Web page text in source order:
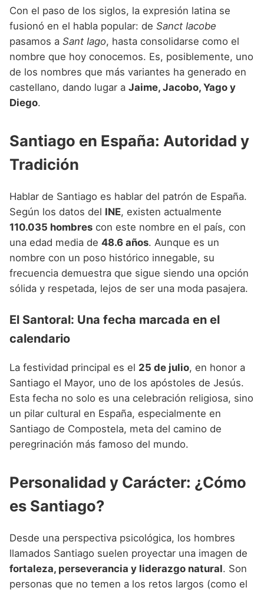
Nombres de niño que empiezan por P
Nombres de niño que empiezan por Q
Nombres de niño que empiezan por R
Nombres de niño que empiezan por S
Nombres de niño que empiezan por T
Nombres de niño que empiezan por V
Nombres de niño que empiezan por W
Nombres de niño que empiezan por Y
Nombres de niño que empiezan por Z
Nombres de Niño Valencianos
Nombres de Niño Vascos
Nombres de Niño Rumanos
Nombres de Niño Rusos
Nombres de Niño Suecos
Con el paso de los siglos, la expresión latina se
fusionó en el habla popular: de Sanct Iacobe
pasamos a Sant Iago, hasta consolidarse como el
nombre que hoy conocemos. Es, posiblemente, uno
de los nombres que más variantes ha generado en
castellano, dando lugar a Jaime, Jacobo, Yago y
Diego.
Santiago en España: Autoridad y
Tradición
Hablar de Santiago es hablar del patrón de España.
Según los datos del INE, existen actualmente
110.035 hombres con este nombre en el país, con
una edad media de 48.6 años. Aunque es un
nombre con un poso histórico innegable, su
frecuencia demuestra que sigue siendo una opción
sólida y respetada, lejos de ser una moda pasajera.
El Santoral: Una fecha marcada en el
calendario
La festividad principal es el 25 de julio, en honor a
Santiago el Mayor, uno de los apóstoles de Jesús.
Esta fecha no solo es una celebración religiosa, sino
un pilar cultural en España, especialmente en
Santiago de Compostela, meta del camino de
peregrinación más famoso del mundo.
Personalidad y Carácter: ¿Cómo
es Santiago?
Desde una perspectiva psicológica, los hombres
llamados Santiago suelen proyectar una imagen de
fortaleza, perseverancia y liderazgo natural. Son
personas que no temen a los retos largos (como el